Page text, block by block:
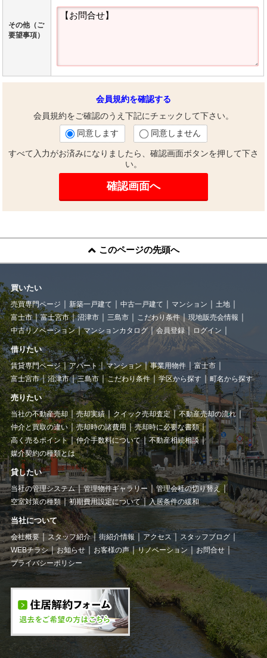
その他（ご
要望事項）
会員規約を確認する
会員規約をご確認のうえ下記にチェックして下さい。
同意します
同意しません
すべて入力がお済みになりましたら、確認画面ボタンを押して下さ
い。
このページの先頭へ
買いたい
売買専門ページ 新築一戸建て 中古一戸建て マンション
土地
富士市
富士宮市 沼津市 三島市 こだわり条件
現地販売会情報
中古リノベーション
マンションカタログ 会員登録 ログイン
借りたい
賃貸専門ページ アパート マンション 事業用物件
富士市
富士宮市
沼津市 三島市 こだわり条件 学区から探す 町名から探す
売りたい
当社の不動産売却 売却実績 クイック売却査定
不動産売却の流れ
仲介と買取の違い
売却時の諸費用
売却時に必要な書類
高く売るポイント
仲介手数料について
不動産相続相談
媒介契約の種類とは
貸したい
当社の管理システム 管理物件ギャラリー
管理会社の切り替え
空室対策の種類
初期費用設定について 入居条件の緩和
当社について
会社概要 スタッフ紹介 街紹介情報 アクセス
スタッフブログ
WEBチラシ
お知らせ お客様の声 リノベーション
お問合せ
プライバシーポリシー